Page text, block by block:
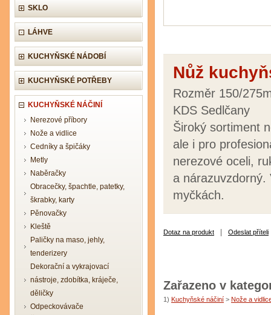
SKLO
LÁHVE
KUCHYŇSKÉ NÁDOBÍ
KUCHYŇSKÉ POTŘEBY
KUCHYŇSKÉ NÁČINÍ
Nerezové příbory
Nože a vidlice
Cedníky a špičáky
Metly
Naběračky
Obracečky, špachtle, patetky,
škrabky, karty
Pěnovačky
Kleště
Paličky na maso, jehly,
tenderizery
Dekorační a vykrajovací
nástroje, zdobítka, kráječe,
děličky
Odpeckovávače
Nůž
Rozměr 150/
KDS Sedlčany
Široký sortiment
ale i pro
nerezové oceli,
a
myčkách.
Dotaz na produkt Odeslat příteli
Zařazeno v
1) Kuchyňské náčiní > Nože a